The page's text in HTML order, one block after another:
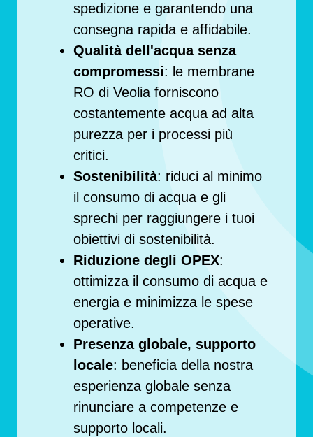
spedizione e garantendo una
consegna rapida e affidabile.
Qualità dell'acqua senza
compromessi: le membrane
RO di Veolia forniscono
costantemente acqua ad alta
purezza per i processi più
critici.
Sostenibilità: riduci al minimo
il consumo di acqua e gli
sprechi per raggiungere i tuoi
obiettivi di sostenibilità.
Riduzione degli OPEX:
ottimizza il consumo di acqua e
energia e minimizza le spese
operative.
Presenza globale, supporto
locale: beneficia della nostra
esperienza globale senza
rinunciare a competenze e
supporto locali.